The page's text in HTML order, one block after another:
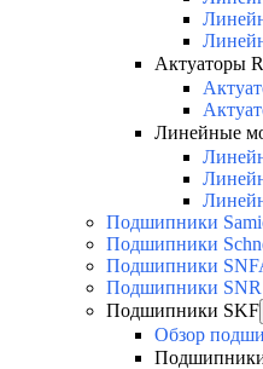
Актуаторы
Линейные
Подшипники
Подшипники
Подшипники
Подшипники SNR
Подшипники SKF
Обзор